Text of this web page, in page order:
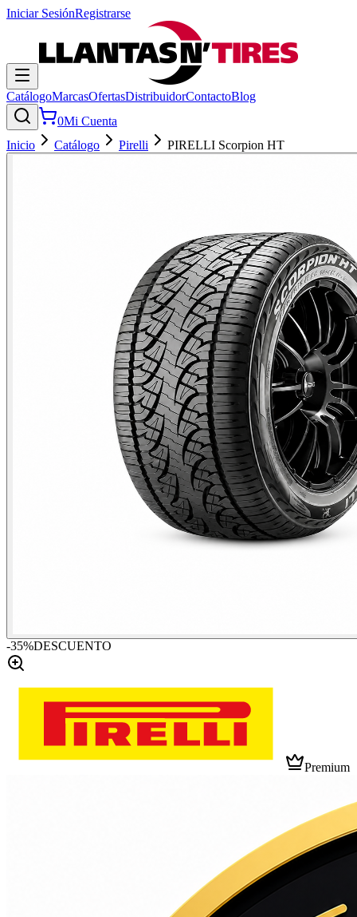
Iniciar SesiónRegistrarse
CatálogoMarcasOfertasDistribuidorContactoBlog
0Mi Cuenta
Inicio
Catálogo Pirelli PIRELLI Scorpion HT
-35%DESCUENTO
Premium